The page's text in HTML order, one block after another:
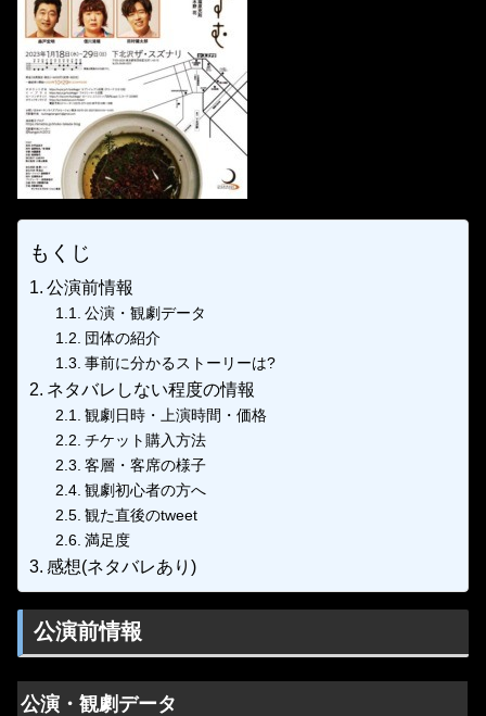
もくじ
公演前情報
公演・観劇データ
団体の紹介
事前に分かるストーリーは?
ネタバレしない程度の情報
観劇日時・上演時間・価格
チケット購入方法
客層・客席の様子
観劇初心者の方へ
観た直後のtweet
満足度
感想(ネタバレあり)
公演前情報
公演・観劇データ